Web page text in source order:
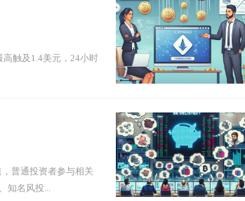
触及1.4美元，24小时
普通投资者参与相关
名风投...